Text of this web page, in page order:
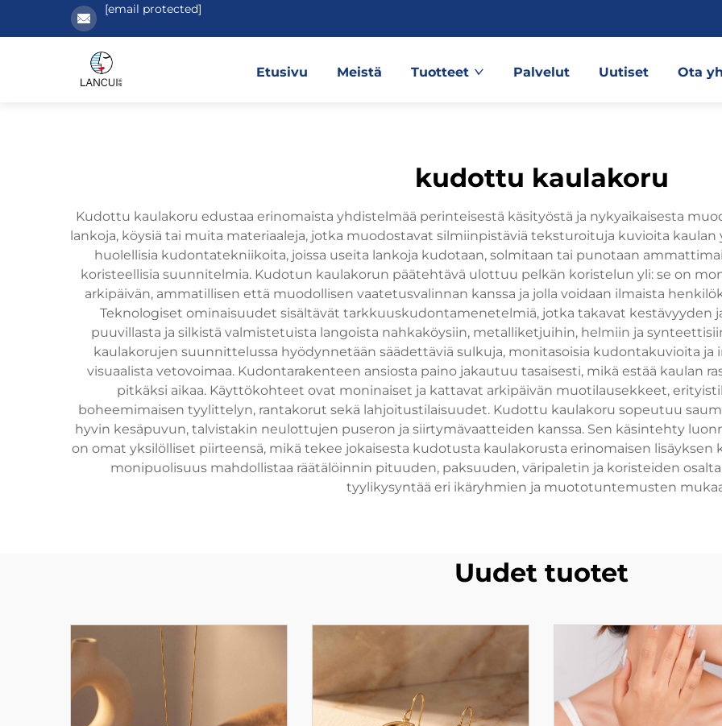
[email protected]
Etusivu Meistä Tuotteet Palvelut Uutiset Ota
kudottu kaulakoru
Kudottu kaulakoru edustaa erinomaista yhdistelmää perinteisestä käsityöstä ja nykyaikaisesta
lankoja, köysiä tai muita materiaaleja, jotka muodostavat silmiinpistäviä teksturoituja kuvioita
huolellisia kudontatekniikoita, joissa useita lankoja kudotaan, solmitaan tai punotaan
koristeellisia suunnitelmia. Kudotun kaulakorun päätehtävä ulottuu pelkän koristelun yli: se on
arkipäivän, ammatillisen että muodollisen vaatetusvalinnan kanssa ja jolla voidaan ilmaista
Teknologiset ominaisuudet sisältävät tarkkuuskudontamenetelmiä, jotka takavat kestävyyden
puuvillasta ja silkistä valmistetuista langoista nahkaköysiin, metalliketjuihin, helmiin ja
kaulakorujen suunnittelussa hyödynnetään säädettäviä sulkuja, monitasoisia kudontakuvioita ja
visuaalista vetovoimaa. Kudontarakenteen ansiosta paino jakautuu tasaisesti, mikä estää kaulan
pitkäksi aikaa. Käyttökohteet ovat moninaiset ja kattavat arkipäivän muotilausekkeet,
boheemimaisen tyylittelyn, rantakorut sekä lahjoitustilaisuudet. Kudottu kaulakoru sopeutuu
hyvin kesäpuvun, talvistakin neulottujen puseron ja siirtymävaatteiden kanssa. Sen käsintehty
on omat yksilölliset piirteensä, mikä tekee jokaisesta kudotusta kaulakorusta erinomaisen
monipuolisuus mahdollistaa räätälöinnin pituuden, paksuuden, väripaletin ja koristeiden
tyylikysyntää eri ikäryhmien ja muototuntemusten
Uudet tuotet